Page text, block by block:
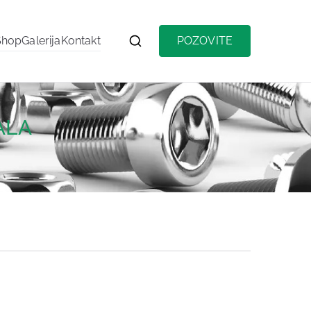
GalerijaKontakt POZOVITE